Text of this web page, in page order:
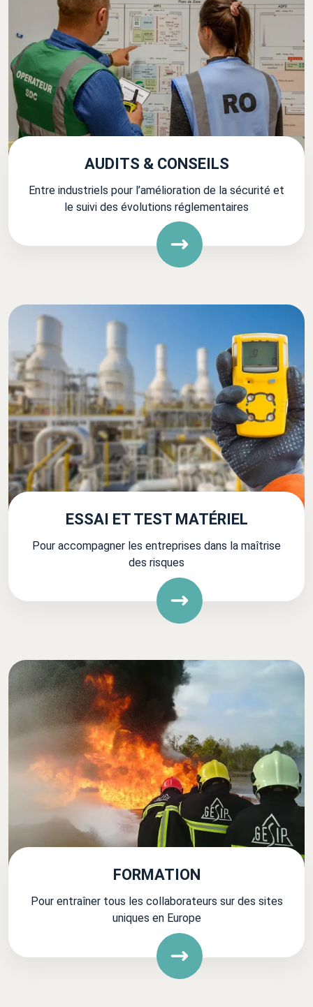
AUDITS & CONSEILS
Entre industriels pour l’amélioration de la sécurité et
le suivi des évolutions réglementaires
ESSAI ET TEST MATÉRIEL
Pour accompagner les entreprises dans la maîtrise
des risques
FORMATION
Pour entraîner tous les collaborateurs sur des sites
uniques en Europe